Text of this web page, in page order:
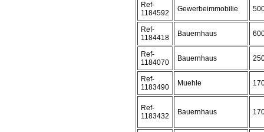
Ref-
1184592
Gewerbeimmobilie
Ref-
1184418
Bauernhaus
Ref-
1184070
Bauernhaus
Ref-
1183490
Muehle
Ref-
1183432
Bauernhaus